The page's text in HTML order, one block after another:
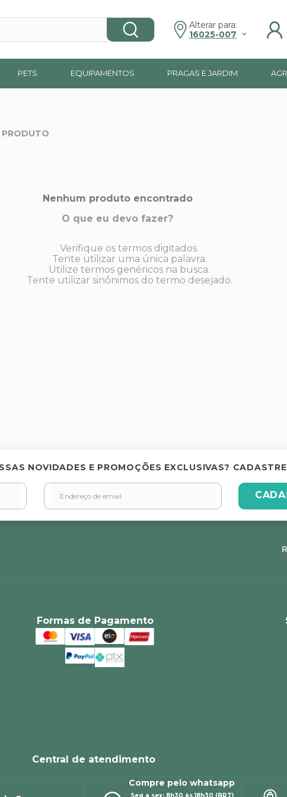
Alterar para:
16025-007
PETS EQUIPAMENTOS PRAGAS E JARDIM
PRODUTO
Nenhum produto encontrado
O que eu devo fazer?
Verifique os termos digitados.
Tente utilizar uma única palavra.
Utilize termos genéricos na busca.
Tente utilizar sinônimos do termo desejado.
NOVIDADES E PROMOÇÕES EXCLUSIVAS?
Formas de Pagamento
Central de atendimento
Compre pelo whatsapp